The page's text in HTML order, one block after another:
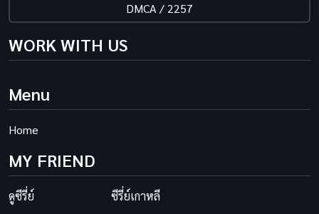
DMCA / 2257
WORK WITH US
Menu
Home
MY FRIEND
ดูซีรี่ย์ ซีรี่ย์เกาหลี